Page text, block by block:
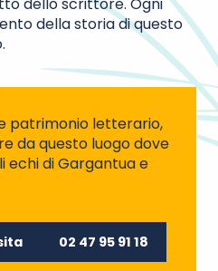
della storia di questo
patrimonio letterario,
da questo luogo dove
echi di Gargantua e
02 47 95 91 18